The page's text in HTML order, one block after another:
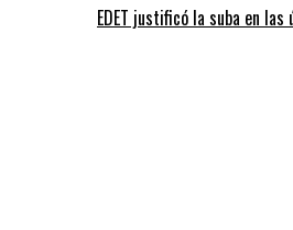
EDET justificó la suba en